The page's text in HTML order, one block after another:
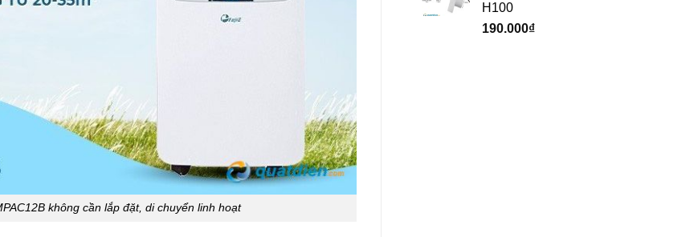
H100
190.000₫
không cần lắp đặt, di chuyển linh hoạt